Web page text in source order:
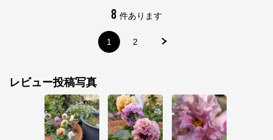
8 件あります
1 2
レビュー投稿写真
サカタのタネ オンラインショップ
公式ECサイト
サカタのタネ オンラインショップからのコメ
ント
サカタのタネ オンラインショップ